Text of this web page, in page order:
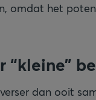
omdat het
“kleine”
dan ooit